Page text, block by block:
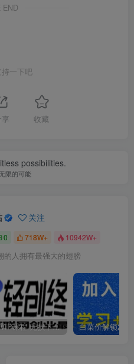
END
持一下吧
享 收藏
possibilities.
限的可能
关注
0 718W+ 10942W+
的人拥有最强大的翅膀
全网VIP课程 无损下载~